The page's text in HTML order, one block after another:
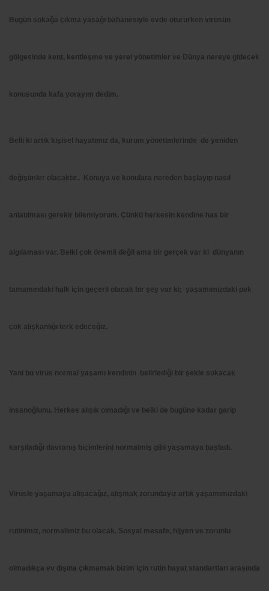
Bugün sokağa çıkma yasağı bahanesiyle evde otururken virüsün
gölgesinde kent, kentleşme ve yerel yönetimler ve Dünya nereye gidecek
konusunda kafa yorayım dedim.
Belli ki artık kişisel hayatımız da, kurum yönetimlerinde de yeniden
değişimler olacaktır.. Konuya ve konulara nereden başlayıp nasıl
anlatılması gerekir bilemiyorum. Çünkü herkesin kendine has bir
algılaması var. Belki çok önemli değil ama bir gerçek var ki dünyanın
tamamındaki halk için geçerli olacak bir şey var ki; yaşamımızdaki pek
çok alışkanlığı terk edeceğiz.
Yani bu virüs normal yaşamı kendinin belirlediği bir şekle sokacak
insanoğlunu. Herkes alışık olmadığı ve belki de bugüne kadar garip
karşıladığı davranış biçimlerini normalmiş gibi yaşamaya başladı.
Virüsle yaşamaya alışacağız, alışmak zorundayız artık yaşamımızdaki
rutinimiz, normalimiz bu olacak. Sosyal mesafe, hijyen ve zorunlu
olmadıkça ev dışına çıkmamak bizim için rutin hayat standartları arasında